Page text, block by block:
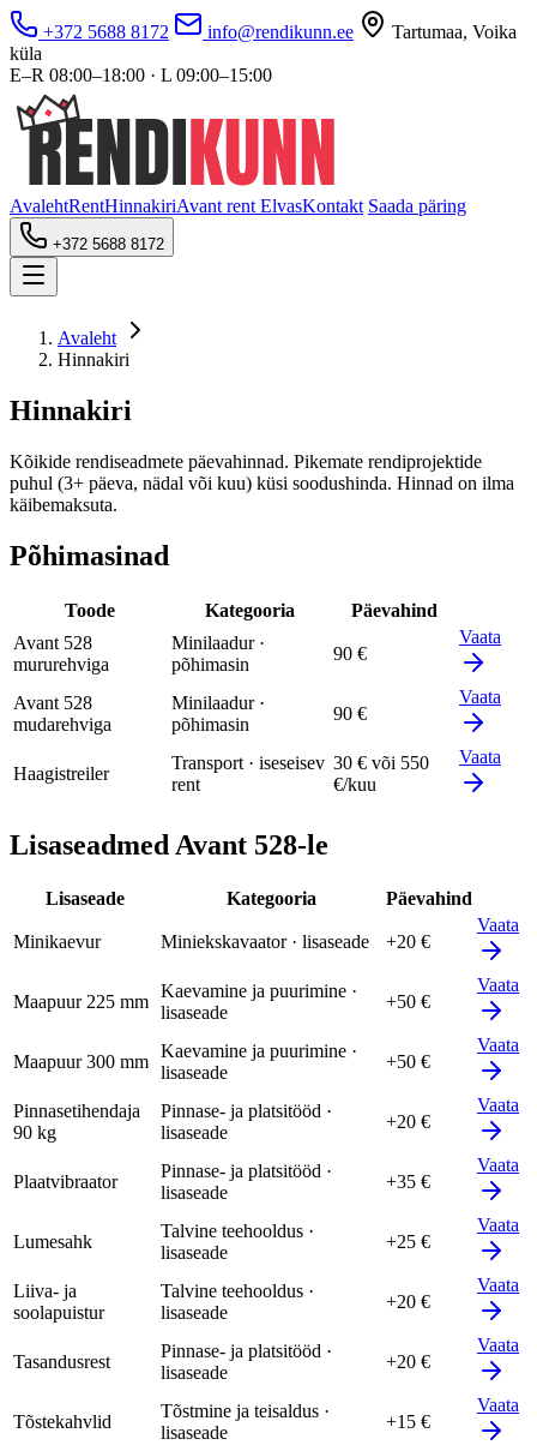
+372 5688 8172 info@rendikunn.ee
Tartumaa, Voika
küla
E–R 08:00–18:00 · L 09:00–15:00
AvalehtRentHinnakiriAvant rent ElvasKontakt Saada päring
+372 5688 8172
Avaleht
Hinnakiri
Hinnakiri
Kõikide rendiseadmete päevahinnad. Pikemate rendiprojektide
puhul (3+ päeva, nädal või kuu) küsi soodushinda. Hinnad on ilma
käibemaksuta.
Põhimasinad
Toode Kategooria
Päevahind
Avant 528
mururehviga
Minilaadur ·
põhimasin
90 €
Vaata
Avant 528
mudarehviga
Minilaadur ·
põhimasin
90 €
Vaata
Haagistreiler
Transport · iseseisev
rent
30 € või 550
€/kuu
Vaata
Lisaseadmed Avant 528-le
Lisaseade Kategooria Päevahind
Minikaevur Miniekskavaator · lisaseade +20 €
Vaata
Maapuur 225 mm
Kaevamine ja puurimine ·
lisaseade
+50 €
Vaata
Maapuur 300 mm
Kaevamine ja puurimine ·
lisaseade
+50 €
Vaata
Pinnasetihendaja
90 kg
Pinnase- ja platsitööd ·
lisaseade
+20 €
Vaata
Plaatvibraator
Pinnase- ja platsitööd ·
lisaseade
+35 €
Vaata
Lumesahk
Talvine teehooldus ·
lisaseade
+25 €
Vaata
Liiva- ja
soolapuistur
Talvine teehooldus ·
lisaseade
+20 €
Vaata
Tasandusrest
Pinnase- ja platsitööd ·
lisaseade
+20 €
Vaata
Tõstekahvlid
Tõstmine ja teisaldus ·
lisaseade
+15 €
Vaata